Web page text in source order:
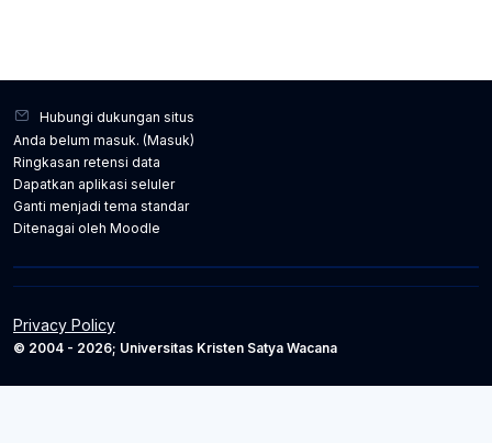
Hubungi dukungan situs
Anda belum masuk. (Masuk)
Ringkasan retensi data
Dapatkan aplikasi seluler
Ganti menjadi tema standar
Ditenagai oleh Moodle
Privacy Policy
© 2004 - 2026; Universitas Kristen Satya Wacana